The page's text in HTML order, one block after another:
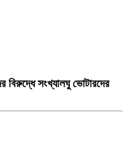
বিরুদ্ধে সংখ্যালঘু ভোটারদের